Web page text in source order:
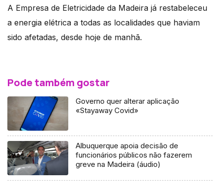
A Empresa de Eletricidade da Madeira já restabeleceu
a energia elétrica a todas as localidades que haviam
sido afetadas, desde hoje de manhã.
Pode também gostar
Governo quer alterar aplicação
«Stayaway Covid»
Albuquerque apoia decisão de
funcionários públicos não fazerem
greve na Madeira (áudio)